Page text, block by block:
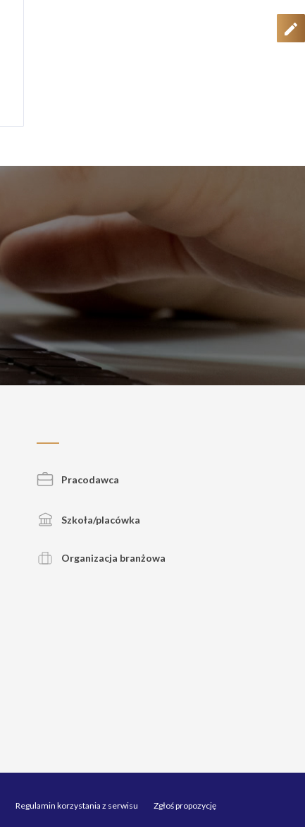
Pracodawca
Szkoła/placówka
Organizacja branżowa
Regulamin korzystania z serwisu Zgłoś propozycję